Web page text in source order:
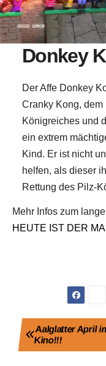
Donkey
Der Affe Donkey
Cranky Kong,
Königreiches und
ein extrem
Kind. Er ist nicht
helfen, als dieser
Rettung des Pilz-
Mehr Infos zum
HEUTE IST DER
Aalglatter April
Kino!!!